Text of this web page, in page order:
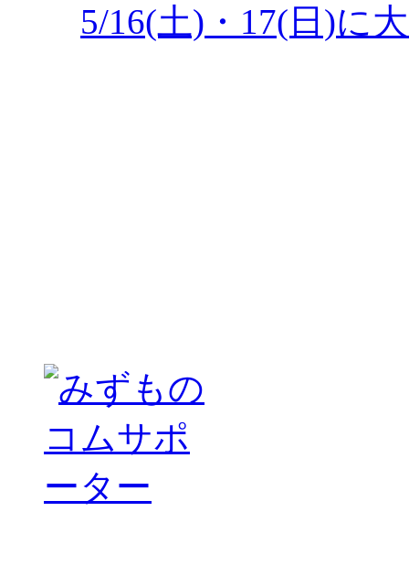
5/16(土)・17(日)に